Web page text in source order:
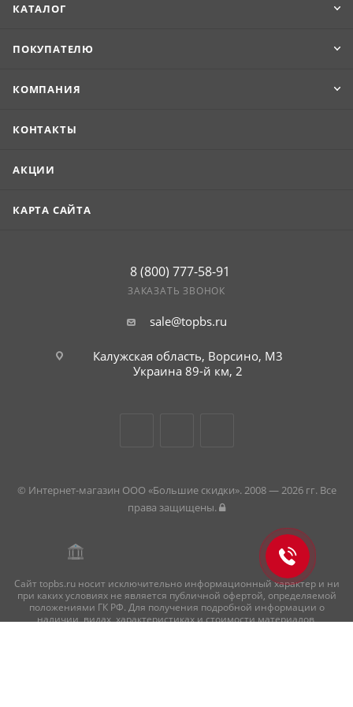
Продукцию удобно транспортировать и укладывать.
КАТАЛОГ
ПОКУПАТЕЛЮ
КОМПАНИЯ
КОНТАКТЫ
АКЦИИ
КАРТА САЙТА
8 (800) 777-58-91
ЗАКАЗАТЬ ЗВОНОК
sale@topbs.ru
Калужская область, Ворсино, М3
Украина 89-й км, 2
© Интернет-магазин ООО «Большие скидки». 2008 — 2026 гг. Все
права защищены.
Сайт topbs.ru носит исключительно информационный характер и ни
при каких условиях не является публичной офертой, определяемой
положениями ГК РФ. Для получения подробной информации о
наличии, видах, характеристиках и стоимости материалов,